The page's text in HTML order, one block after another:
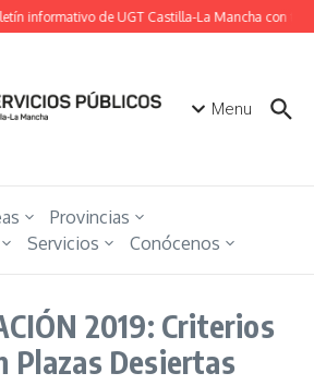
informativo de UGT Castilla-La Mancha con
Menu
Provincias
Servicios Conócenos
2019: Criterios
Plazas Desiertas